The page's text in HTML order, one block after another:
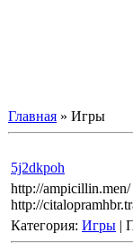
Главная » Игры
5j2dkpoh
http://
http://
Категория: Игры |